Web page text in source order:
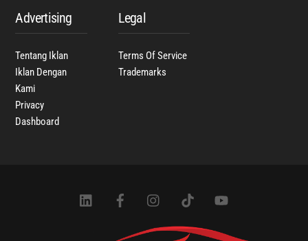
Advertising
Tentang Iklan
Iklan Dengan
Kami
Privacy
Dashboard
Legal
Terms Of Service
Trademarks
Icon
Icon
Icon
Icon
Icon